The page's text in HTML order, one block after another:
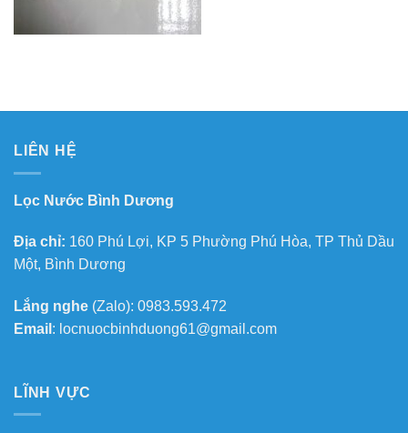
LIÊN HỆ
Lọc Nước Bình Dương
Địa chỉ: 160 Phú Lợi, KP 5 Phường Phú Hòa, TP Thủ Dầu
Một, Bình Dương
Lắng nghe (Zalo): 0983.593.472
Email : locnuocbinhduong61@gmail.com
LĨNH VỰC